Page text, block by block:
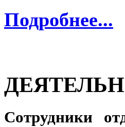
Подробнее...
Сотрудники